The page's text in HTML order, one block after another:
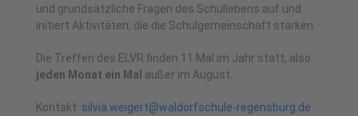
und grundsätzliche Fragen des Schullebens auf und
initiert Aktivitäten, die die Schulgemeinschaft stärken.
Die Treffen des ELVR finden 11 Mal im Jahr statt, also
jeden Monat ein Mal außer im August.
Kontakt: silvia.weigert@waldorfschule-regensburg.de